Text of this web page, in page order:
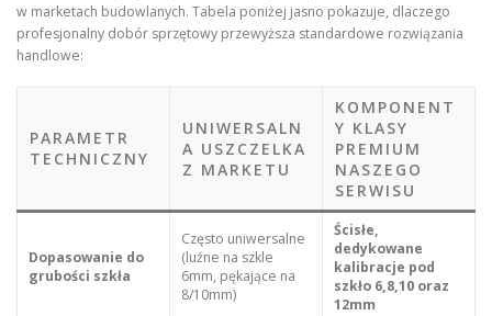
w marketach budowlanych. Tabela poniżej jasno pokazuje, dlaczego
profesjonalny dobór sprzętowy przewyższa standardowe rozwiązania
handlowe:
PARAMETR
TECHNICZNY
UNIWERSALN
A USZCZELKA
Z MARKETU
KOMPONENT
Y KLASY
PREMIUM
NASZEGO
SERWISU
Dopasowanie do
grubości szkła
Często uniwersalne
(luźne na szkle
6mm, pękające na
8/10mm)
Ścisłe,
dedykowane
kalibracje pod
szkło 6,8,10 oraz
12mm